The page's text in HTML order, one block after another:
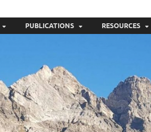
PUBLICATIONS RESOURCES